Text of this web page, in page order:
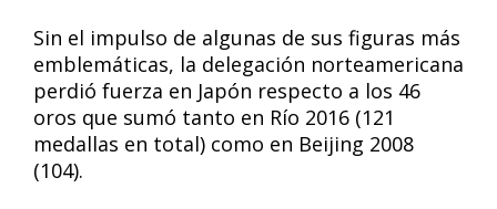
Sin el impulso de algunas de sus figuras más
emblemáticas, la delegación norteamericana
perdió fuerza en Japón respecto a los 46
oros que sumó tanto en Río 2016 (121
medallas en total) como en Beijing 2008
(104).